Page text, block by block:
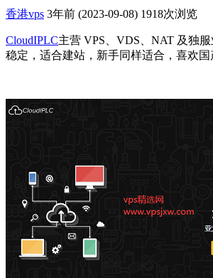
香港vps 3年前 (2023-09-08) 1918次浏览
CloudIPLC主营 VPS、VDS、NAT 及独
稳定，适合建站，新手同样适合，喜欢国